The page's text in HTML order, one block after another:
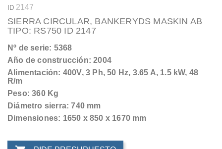
ID 2147
SIERRA CIRCULAR, BANKERYDS MASKIN AB
TIPO: RS750 ID 2147
Nº de serie: 5368
Año de construcción: 2004
Alimentación: 400V, 3 Ph, 50 Hz, 3.65 A, 1.5 kW, 48
R/m
Peso: 360 Kg
Diámetro sierra: 740 mm
Dimensiones: 1650 x 850 x 1670 mm